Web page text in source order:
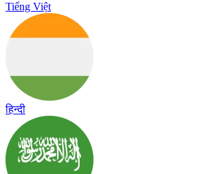
Tiếng Việt
हिन्दी